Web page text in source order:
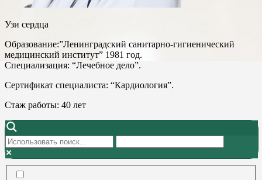
Узи сердца
Образование:”Ленинградский санитарно-гигиенический
медицинский институт” 1981 год.
Специализация: “Лечебное дело”.
Сертификат специалиста: “Кардиология”.
Стаж работы: 40 лет